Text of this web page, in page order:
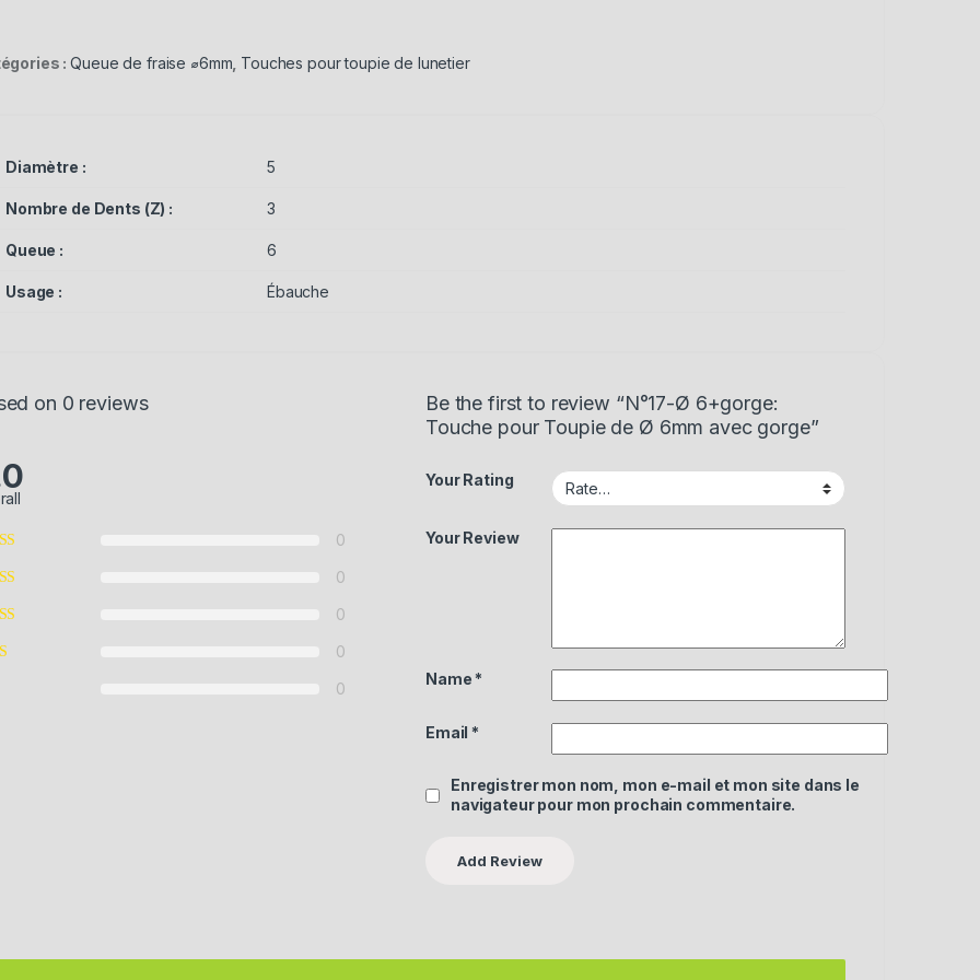
:Queue de fraise ⌀6mm Touches pour toupie de lunetier
Diamètre : 5
Nombre de Dents (Z) : 3
Queue : 6
Usage : Ébauche
on 0 reviews
0
0
0
0
0
Be the first to review “N°17-Ø 6+gorge:
Touche pour Toupie de Ø 6mm avec gorge”
Your Rating
Your Review
Name *
Email *
Enregistrer mon nom, mon e-mail et mon site dans le
navigateur pour mon prochain commentaire.